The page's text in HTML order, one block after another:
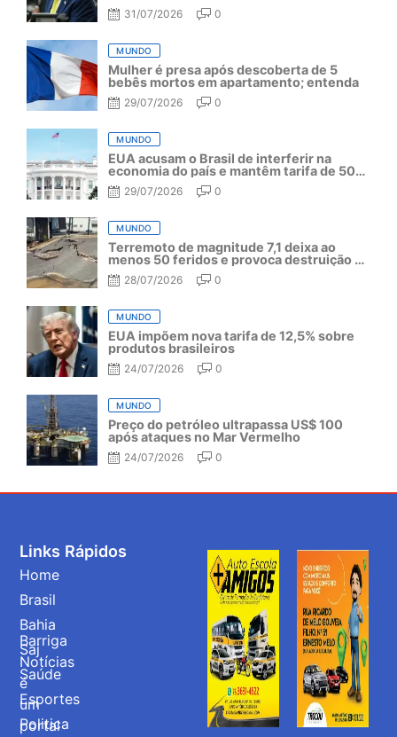
31/07/2026 0
MUNDO
Mulher é presa após descoberta de 5
bebês mortos em apartamento; entenda
29/07/2026 0
MUNDO
EUA acusam o Brasil de interferir na
economia do país e mantêm tarifa de 50%
por mais um ano
29/07/2026 0
MUNDO
Terremoto de magnitude 7,1 deixa ao
menos 50 feridos e provoca destruição no
Japão
28/07/2026 0
MUNDO
EUA impõem nova tarifa de 12,5% sobre
produtos brasileiros
24/07/2026 0
MUNDO
Preço do petróleo ultrapassa US$ 100
após ataques no Mar Vermelho
24/07/2026 0
Barriga
Notícias
é
um
portal
Links Rápidos
Home
Brasil
Bahia
Saj
Saúde
Esportes
Politica